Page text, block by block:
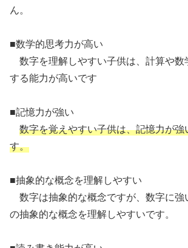
ん。
■数学的思考力が高い
数字を理解しやすい子供は、計算や数
する能力が高いです
■記憶力が強い
数字を覚えやすい子供は、記憶力が
す。
■抽象的な概念を理解しやすい
数字は抽象的な概念ですが、数字に強
の抽象的な概念を理解しやすいです。